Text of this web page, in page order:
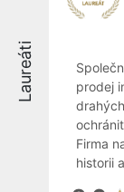
Laureáti
prodej
Firma
historii